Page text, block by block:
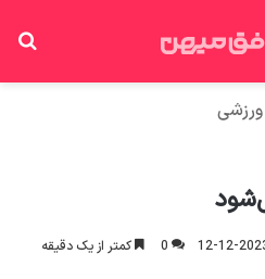
ورزشی
0 کمتر از یک دقیقه